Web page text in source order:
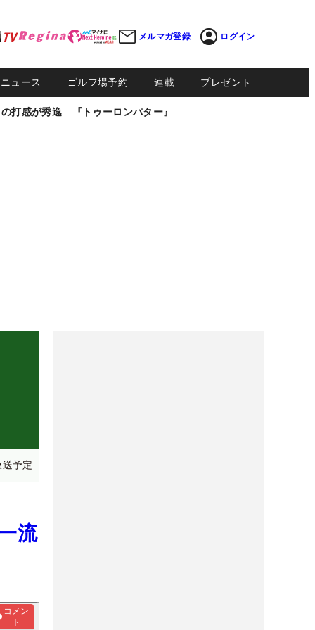
メルマガ登録 ログイン
ュース ゴルフ場予約 連載 プレゼント
打感が秀逸 『トゥーロンパター』
予定
流
コメン
ト